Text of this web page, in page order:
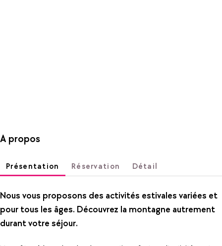
A propos
Présentation Réservation Détail
Nous vous proposons des activités estivales variées et
pour tous les âges. Découvrez la montagne autrement
durant votre séjour.